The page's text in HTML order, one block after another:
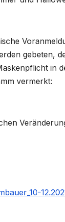
gebeten,
in
vermerkt: